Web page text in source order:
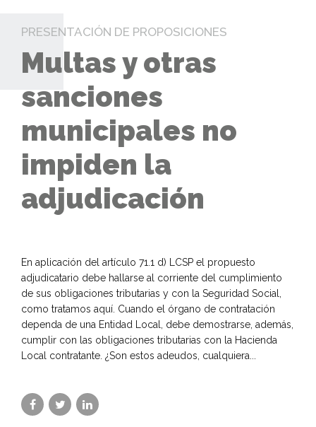
PRESENTACIÓN DE PROPOSICIONES
Multas y otras
sanciones
municipales no
impiden la
adjudicación
En aplicación del artículo 71.1 d) LCSP el propuesto
adjudicatario debe hallarse al corriente del cumplimiento
de sus obligaciones tributarias y con la Seguridad Social,
como tratamos aquí. Cuando el órgano de contratación
dependa de una Entidad Local, debe demostrarse, además,
cumplir con las obligaciones tributarias con la Hacienda
Local contratante. ¿Son estos adeudos, cualquiera...